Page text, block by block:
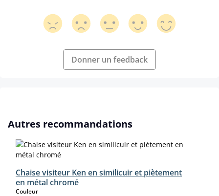
Donner un feedback
Ignorer la galerie de produits
Autres recommandations
Chaise visiteur Ken en similicuir et piètement
en métal chromé
Couleurselect